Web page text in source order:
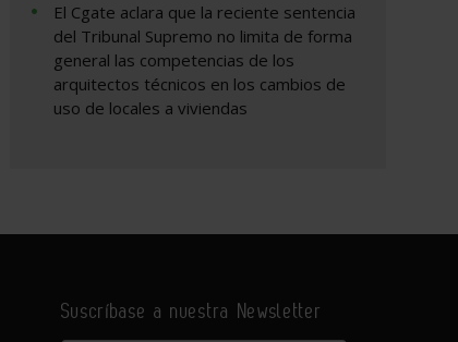
El Cgate aclara que la reciente sentencia
del Tribunal Supremo no limita de forma
general las competencias de los
arquitectos técnicos en los cambios de
uso de locales a viviendas
Suscríbase a nuestra Newsletter